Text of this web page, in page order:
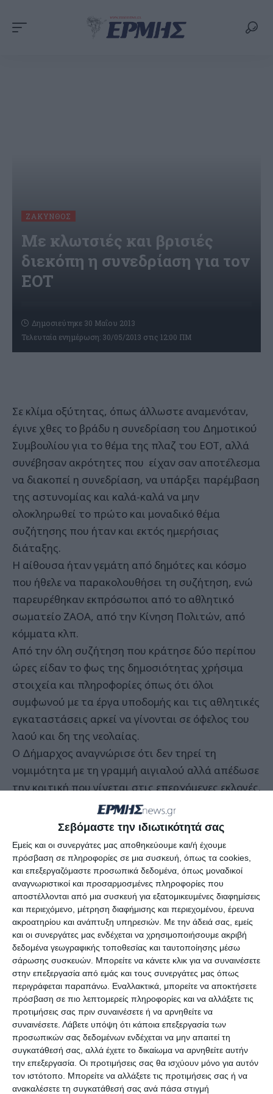
Σεβόμαστε την ιδιωτικότητά σας
Εμείς και οι συνεργάτες μας αποθηκεύουμε και/ή έχουμε
πρόσβαση σε πληροφορίες σε μια συσκευή, όπως τα cookies,
και επεξεργαζόμαστε προσωπικά δεδομένα, όπως μοναδικοί
αναγνωριστικοί και προσαρμοσμένες πληροφορίες που
αποστέλλονται από μια συσκευή για εξατομικευμένες διαφημίσεις
και περιεχόμενο, μέτρηση διαφήμισης και περιεχομένου, έρευνα
ακροατηρίου και ανάπτυξη υπηρεσιών. Με την άδειά σας, εμείς
και οι συνεργάτες μας ενδέχεται να χρησιμοποιήσουμε ακριβή
δεδομένα γεωγραφικής τοποθεσίας και ταυτοποίησης μέσω
σάρωσης συσκευών. Μπορείτε να κάνετε κλικ για να συναινέσετε
στην επεξεργασία από εμάς και τους συνεργάτες μας όπως
περιγράφεται παραπάνω. Εναλλακτικά, μπορείτε να αποκτήσετε
πρόσβαση σε πιο λεπτομερείς πληροφορίες και να αλλάξετε τις
προτιμήσεις σας πριν συναινέσετε ή να αρνηθείτε να
συναινέσετε. Λάβετε υπόψη ότι κάποια επεξεργασία των
προσωπικών σας δεδομένων ενδέχεται να μην απαιτεί τη
συγκατάθεσή σας, αλλά έχετε το δικαίωμα να αρνηθείτε αυτήν
την επεξεργασία. Οι προτιμήσεις σας θα ισχύουν μόνο για αυτόν
τον ιστότοπο. Μπορείτε να αλλάξετε τις προτιμήσεις σας ή να
ανακαλέσετε τη συγκατάθεσή σας ανά πάσα στιγμή
ΖΆΚΥΝΘΟΣ
Με κλωτσιές και βρισιές
διεκόπη η συνεδρίαση για τoν
ΕΟΤ
Τελευταία ενημέρωση: 30/05/2013 στις 12:00 ΠΜ
Δημοσιεύτηκε 30 Μαΐου 2013
Σε κλίμα οξύτητας, όπως άλλωστε αναμενόταν,
έγινε χθες το βράδυ η συνεδρίαση του Δημοτικού
Συμβουλίου για το θέμα της πλαζ του ΕΟΤ, αλλά
συνέβησαν ακρότητες που είχαν σαν αποτέλεσμα
να διακοπεί η συνεδρίαση, να υπάρξει παρέμβαση
της αστυνομίας και καλά-καλά να μην
ολοκληρωθεί το πρώτο και μοναδικό θέμα
συζήτησης που ήταν και εκτός ημερήσιας
διάταξης.
Η αίθουσα ήταν γεμάτη από δημότες και κόσμο
που ήθελε να παρακολουθήσει τη συζήτηση, ενώ
παρευρέθηκαν εκπρόσωποι από το αθλητικό
σωματείο ΖΑΟΑ, από την Κίνηση Πολιτών, από
κόμματα κλπ.
Από την όλη συζήτηση που κράτησε δύο περίπου
ώρες είδαν το φως της δημοσιότητας χρήσιμα
στοιχεία και πληροφορίες όπως ότι όλοι
συμφωνού με τα έργα υποδομής και τις αθλητικές
εγκαταστάσεις αρκεί να γίνονται σε όφελος του
λαού και δη της νεολαίας.
Ο Δήμαρχος αναγνώρισε ότι δεν τηρεί τη
νομιμότητα με τη γραμμή αιγιαλού αλλά απέδωσε
την κριτική που γίνεται στις επερχόμενες εκλογές.
Η συνεδρίαση του Δημοτικού Συμβουλίου διεκόπη
αφού μετά την τοποθέτηση του Αντιδημάρχου
Διονύση Κυβετού ο οποίος επιτέθηκε προσωπικά
στα μέσα ενημέρωσης, συνέβησαν απρόσμενα
γεγονότα με φωνές, φασαρίες, βρισιές αλλά και
κλωτσιές που έπεσαν μέσα στην αίθουσα με
αποτέλεσμα να κληθεί η Αστυνομία για να
επιβάλλει την τάξη!
Η συζήτηση
Αρχικά ο Δήμαρχος έκανε μια ενημέρωση του ενός
λεπτού για τα έργα με τα γήπεδα τένις και ζήτησε
να ακούσει τις θέσεις των υπολοίπων.
Το λόγο πήρε ο Αντιπρόεδρος του Συμβουλίου
Πόλης Θανάσης Παπαηλιού ο οποίος διάβασε
μακρυγορώντας την απόφαση που έλαβε για τον